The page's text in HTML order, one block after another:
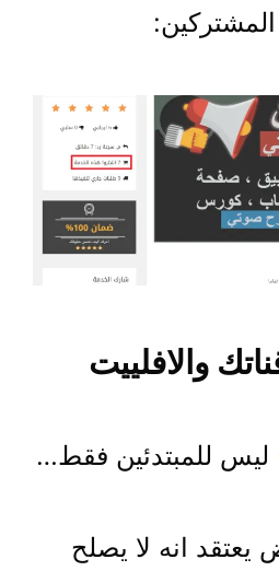
ليس للمبتدئين فقط…
يعتقد انه لا يصلح